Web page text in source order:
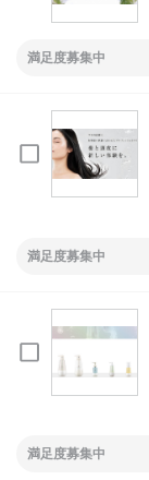
満足度募集中
満足度募集中
満足度募集中